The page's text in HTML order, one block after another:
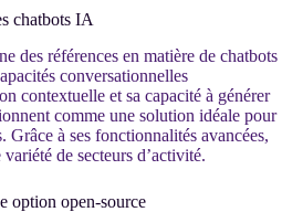
chatbots IA
des références en matière de chatbots
conversationnelles
contextuelle et sa capacité à générer
comme une solution idéale pour
Grâce à ses fonctionnalités avancées,
de secteurs d’activité.
option open-source